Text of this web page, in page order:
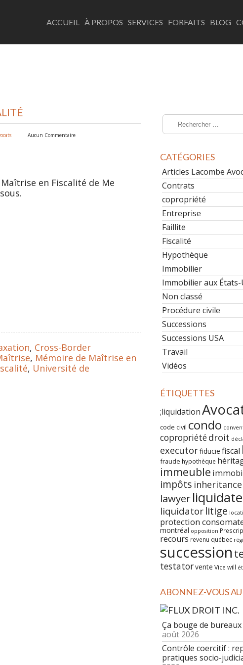
LACOMBE AVOCATS
ACCUEIL À PROPOS SERVICES FORFAITS BLOG
Aucun Commentaire
en Fiscalité de Me
, Cross-Border
, Mémoire de Maîtrise en
, Université de
CATÉGORIES
Articles Lacombe
Contrats
copropriété
Entreprise
Faillite
Fiscalité
Hypothèque
Immobilier
Immobilier aux États-
Non classé
Procédure civile
Successions
Successions USA
Travail
Vidéos
ÉTIQUETTES
;liquidation
code civil condo
copropriétédroit
executorfiducie fiscal
fraude hypothèque
immeuble
impôts inheritance
lawyer
liquidatorlitige
protection
montréal opposition
recours revenu québec
succession
testatorvente Vice will
ABONNEZ-VOUS AU
DROIT INC.
Ça bouge de
août 2026
Contrôle coercitif :
pratiques socio-